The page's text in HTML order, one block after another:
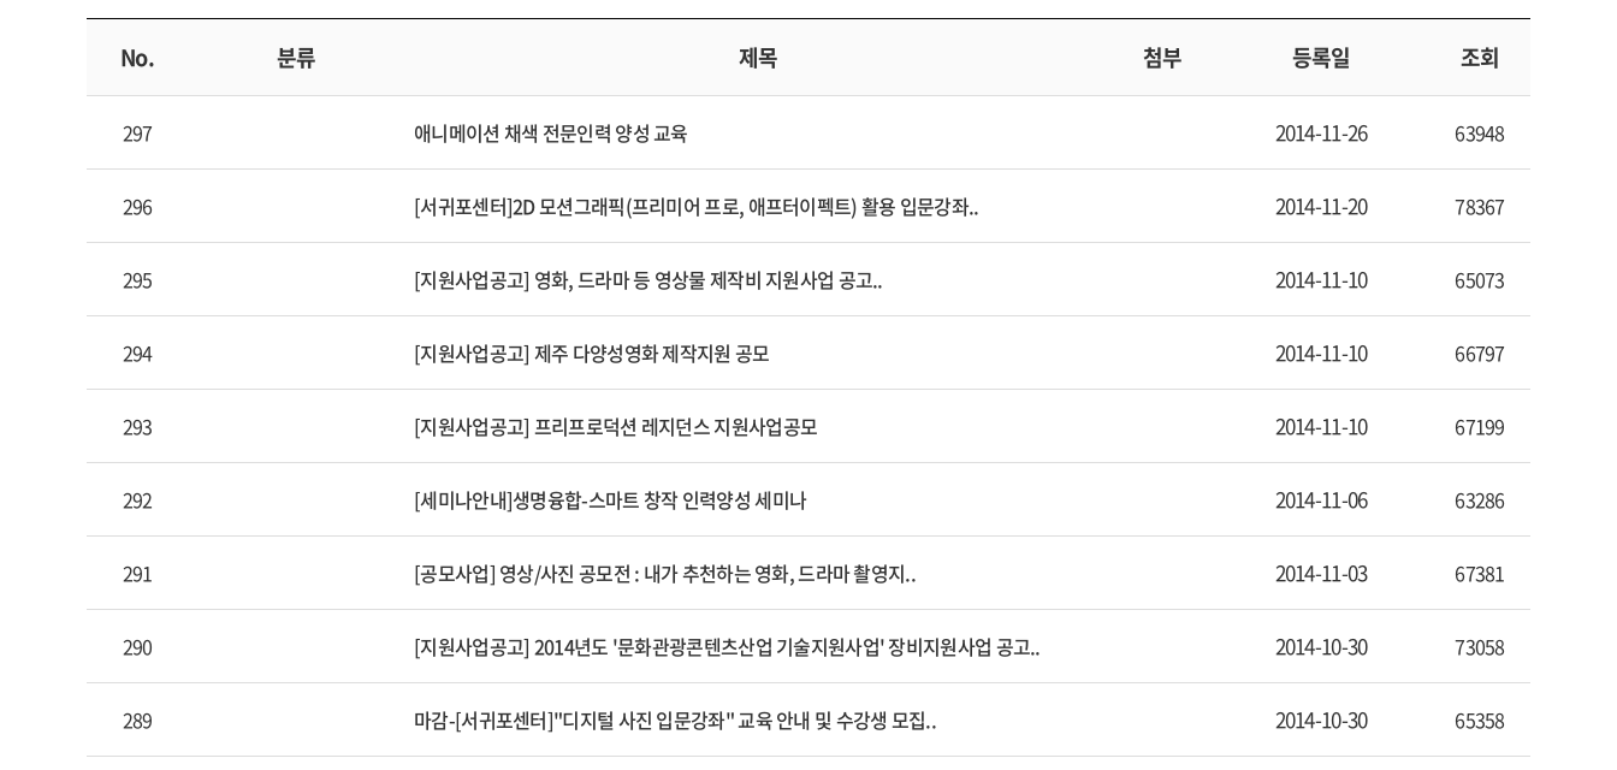
No. 분류 제목 첨부 등록일 조회
297 애니메이션 채색 전문인력 양성 교육 2014-11-26 63948
296 [서귀포센터]2D 모션그래픽(프리미어 프로, 애프터이펙트) 활용 입문강좌.. 2014-11-20 78367
295 [지원사업공고] 영화, 드라마 등 영상물 제작비 지원사업 공고.. 2014-11-10 65073
294 [지원사업공고] 제주 다양성영화 제작지원 공모 2014-11-10 66797
293 [지원사업공고] 프리프로덕션 레지던스 지원사업공모 2014-11-10 67199
292 [세미나안내]생명융합-스마트 창작 인력양성 세미나 2014-11-06 63286
291 [공모사업] 영상/사진 공모전 : 내가 추천하는 영화, 드라마 촬영지.. 2014-11-03 67381
290 [지원사업공고] 2014년도 '문화관광콘텐츠산업 기술지원사업' 장비지원사업 공고.. 2014-10-30 73058
289 마감-[서귀포센터]"디지털 사진 입문강좌" 교육 안내 및 수강생 모집.. 2014-10-30 65358